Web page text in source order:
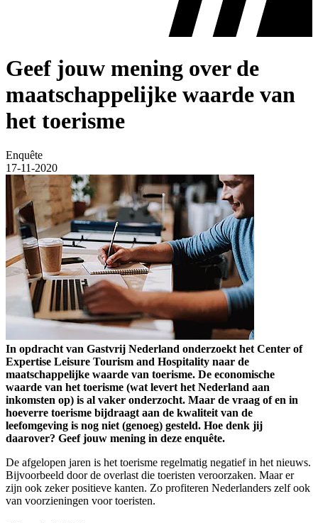
Geef jouw mening over de
maatschappelijke waarde van
het toerisme
Enquête
17-11-2020
In opdracht van Gastvrij Nederland onderzoekt het Center of
Expertise Leisure Tourism and Hospitality naar de
maatschappelijke waarde van toerisme. De economische
waarde van het toerisme (wat levert het Nederland aan
inkomsten op) is al vaker onderzocht. Maar de vraag of en in
hoeverre toerisme bijdraagt aan de kwaliteit van de
leefomgeving is nog niet (genoeg) gesteld. Hoe denk jij
daarover? Geef jouw mening in deze enquête.
De afgelopen jaren is het toerisme regelmatig negatief in het nieuws.
Bijvoorbeeld door de overlast die toeristen veroorzaken. Maar er
zijn ook zeker positieve kanten. Zo profiteren Nederlanders zelf ook
van voorzieningen voor toeristen.